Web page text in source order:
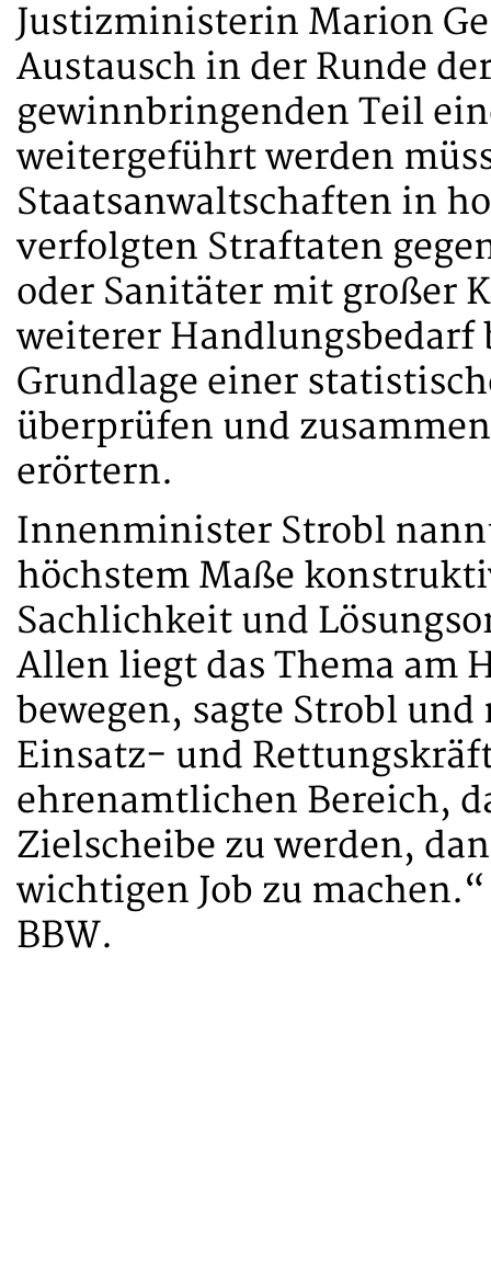
Justizministerin Marion
Austausch in der Runde
gewinnbringenden Teil
weitergeführt werden
Staatsanwaltschaften in
verfolgten Straftaten
oder Sanitäter mit großer
weiterer Handlungsbedarf
Grundlage einer
überprüfen und
erörtern.
Innenminister Strobl
höchstem Maße
Sachlichkeit und
Allen liegt das Thema am
bewegen, sagte Strobl
Einsatz- und
ehrenamtlichen Bereich,
Zielscheibe zu werden,
wichtigen Job zu
BBW.